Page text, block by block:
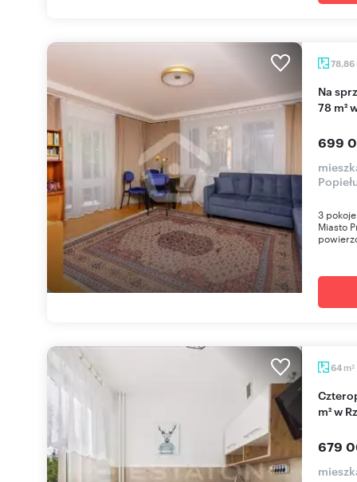
78,86
Na sprzedaż przestronne 3-pokojowe mieszkanie
78 m²
699
3
Miasto
64 m2
Czteropokojowe mieszkanie pod wynajem, 63,9
m² w
679